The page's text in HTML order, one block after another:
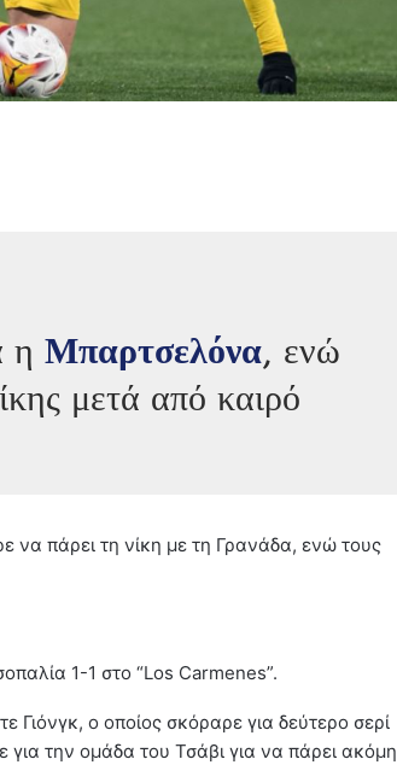
ηΜπαρτσελόνα, ενώ
μετά από καιρό
να πάρει τη νίκη με τη Γρανάδα, ενώ τους
1-1 στο “Los Carmenes”.
ο οποίος σκόραρε για δεύτερο σερί
την ομάδα του Τσάβι για να πάρει ακόμη